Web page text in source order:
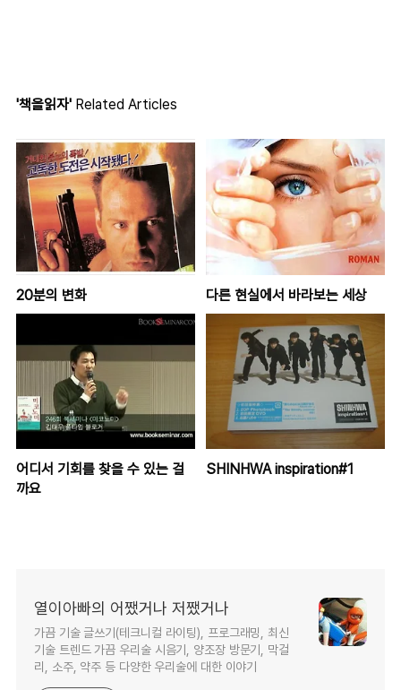
'책을읽자' Related Articles
20분의 변화 다른 현실에서 바라보는 세상
어디서 기회를 찾을 수 있는 걸
까요
SHINHWA inspiration#1
열이아빠의 어쨌거나 저쨌거나
가끔 기술 글쓰기(테크니컬 라이팅), 프로그래밍, 최신
기술 트렌드 가끔 우리술 시음기, 양조장 방문기, 막걸
리, 소주, 약주 등 다양한 우리술에 대한 이야기